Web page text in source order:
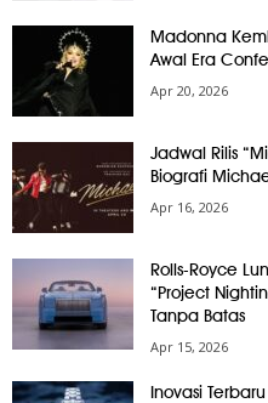
Madonna
Awal Era
Apr 20, 2026
Jadwal Rilis
Biografi
Apr 16, 2026
Rolls-Royce
“Project
Tanpa Batas
Apr 15, 2026
Inovasi